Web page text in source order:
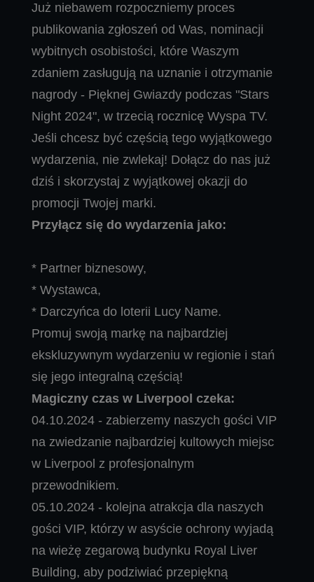
Już niebawem rozpoczniemy proces
publikowania zgłoszeń od Was, nominacji
wybitnych osobistości, które Waszym
zdaniem zasługują na uznanie i otrzymanie
nagrody - Pięknej Gwiazdy podczas "Stars
Night 2024", w trzecią rocznicę Wyspa TV.
Jeśli chcesz być częścią tego wyjątkowego
wydarzenia, nie zwlekaj! Dołącz do nas już
dziś i skorzystaj z wyjątkowej okazji do
promocji Twojej marki.
Przyłącz się do wydarzenia jako:
* Partner biznesowy,
* Wystawca,
* Darczyńca do loterii Lucy Name.
Promuj swoją markę na najbardziej
ekskluzywnym wydarzeniu w regionie i stań
się jego integralną częścią!
Magiczny czas w Liverpool czeka:
04.10.2024 - zabierzemy naszych gości VIP
na zwiedzanie najbardziej kultowych miejsc
w Liverpool z profesjonalnym
przewodnikiem.
05.10.2024 - kolejna atrakcja dla naszych
gości VIP, którzy w asyście ochrony wyjadą
na wieżę zegarową budynku Royal Liver
Building, aby podziwiać przepiękną